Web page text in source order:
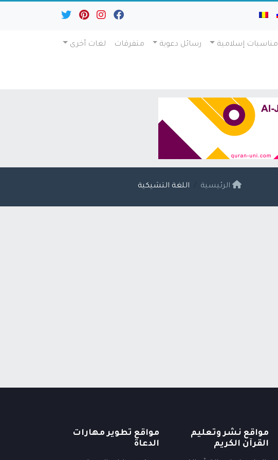
مناسبات إسلامية رسائل دعوية متفرقات لغات أخرى
الرئيسية اللغة التشيكية
مواقع نشر وتعليم
القرآن الكريم
مواقع تطوير مهارات
الدعاة